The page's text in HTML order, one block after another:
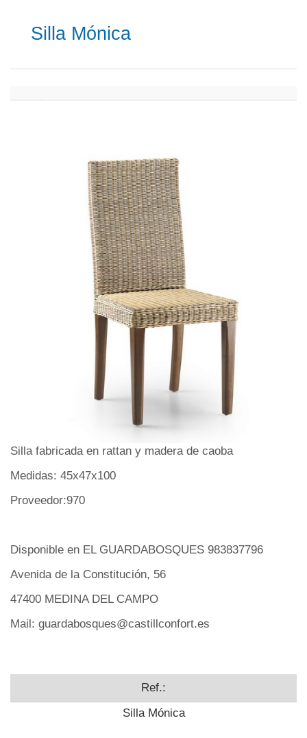
Silla Mónica
Silla fabricada en rattan y madera de caoba
Medidas: 45x47x100
Proveedor:970
Disponible en EL GUARDABOSQUES 983837796
Avenida de la Constitución, 56
47400 MEDINA DEL CAMPO
Mail: guardabosques@castillconfort.es
Ref.:
Silla Mónica